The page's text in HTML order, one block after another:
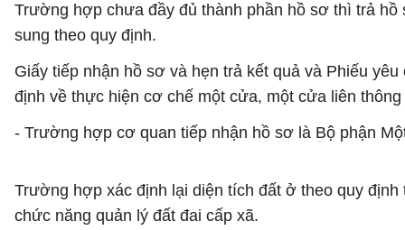
Trường hợp chưa đầy đủ thành phần hồ sơ thì trả
sung theo quy định.
Giấy tiếp nhận hồ sơ và hẹn trả kết quả và Phiếu
định về thực hiện cơ chế một cửa, một cửa liên
- Trường hợp cơ quan tiếp nhận hồ sơ là Bộ phận
Trường hợp xác định lại diện tích đất ở theo quy
chức năng quản lý đất đai cấp xã.